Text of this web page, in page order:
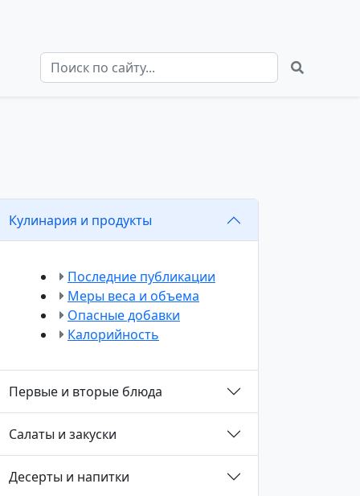
Кулинария и продукты
Последние публикации
Меры веса и объема
Опасные добавки
Калорийность
Первые и вторые блюда
Салаты и закуски
Десерты и напитки